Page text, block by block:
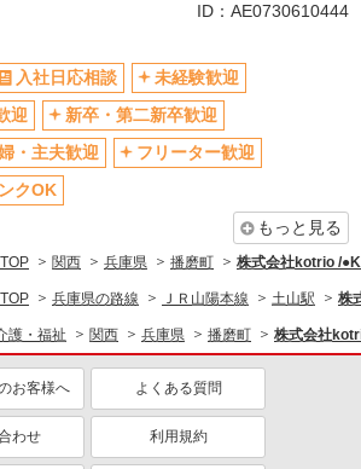
新卒・第二新卒歓迎
主婦・主夫歓迎
学歴不問
シニア（60代～）活躍中
ボーナス・賞与あり
完全週休2日制
禁煙・分煙
車通勤OK
自転車通勤OK
）
交通費支給
ID：AE0730610444
入社日応相談
未経験歓迎
迎
新卒・第二新卒歓迎
・主夫歓迎
フリーター歓迎
クOK
もっと見る
関西 兵庫県 播磨町 株式会社kotrio /
兵庫県の路線 ＪＲ山陽本線 土山駅 株
護・福祉 関西 兵庫県 播磨町 株式会社
お客様へ よくある質問
わせ 利用規約